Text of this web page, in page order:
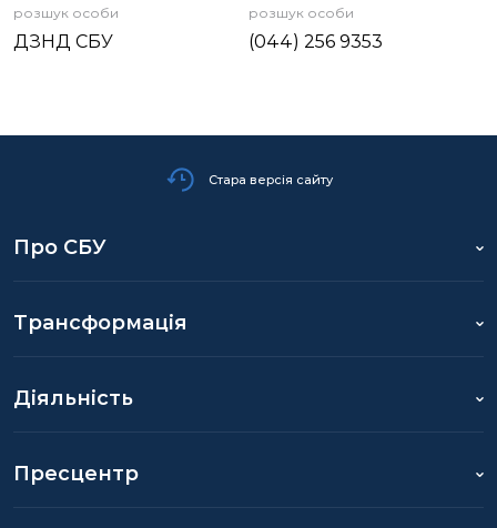
розшук особи
ДЗНД СБУ
розшук особи
(044) 256 9353
Стара версія сайту
Про СБУ
Трансформація
Діяльність
Пресцентр